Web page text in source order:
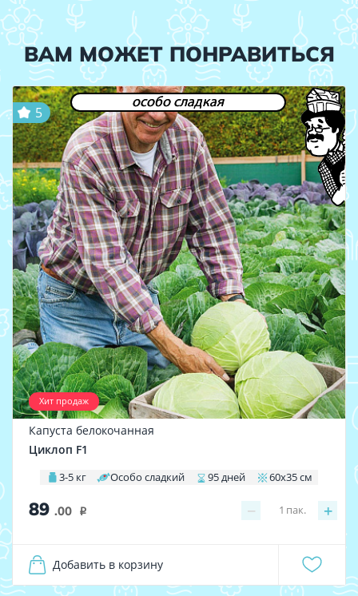
ВАМ МОЖЕТ ПОНРАВИТЬСЯ
особо сладкая
Хит продаж
5
Капуста белокочанная
Циклоп F1
3-5 кг Особо сладкий 95 дней 60х35 см
89 .00 i − +
1 пак.
Добавить в корзину